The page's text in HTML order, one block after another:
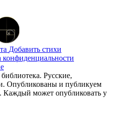
Добавить стихи
Русские,
Опубликованы и публикуем
Каждый может опубликовать у